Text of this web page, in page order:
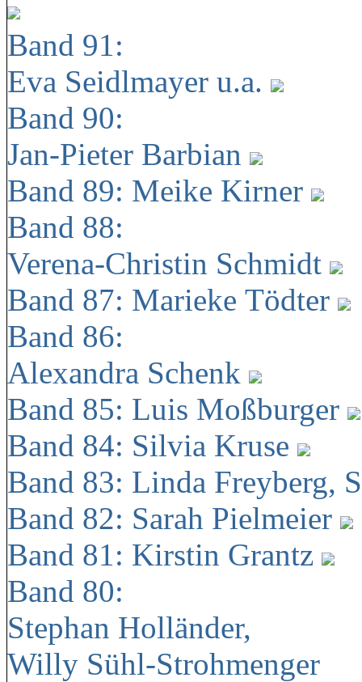
Band 91:
Eva Seidlmayer u.a.
Band 90:
Jan-Pieter Barbian
Band 89: Meike Kirner
Band 88:
Verena-Christin Schmidt
Band 87: Marieke Tödter
Band 86:
Alexandra Schenk
Band 85: Luis Moßburger
Band 84: Silvia Kruse
Band 83: Linda Freyberg,
Band 82: Sarah Pielmeier
Band 81: Kirstin Grantz
Band 80:
Stephan Holländer,
Willy Sühl-Strohmenger